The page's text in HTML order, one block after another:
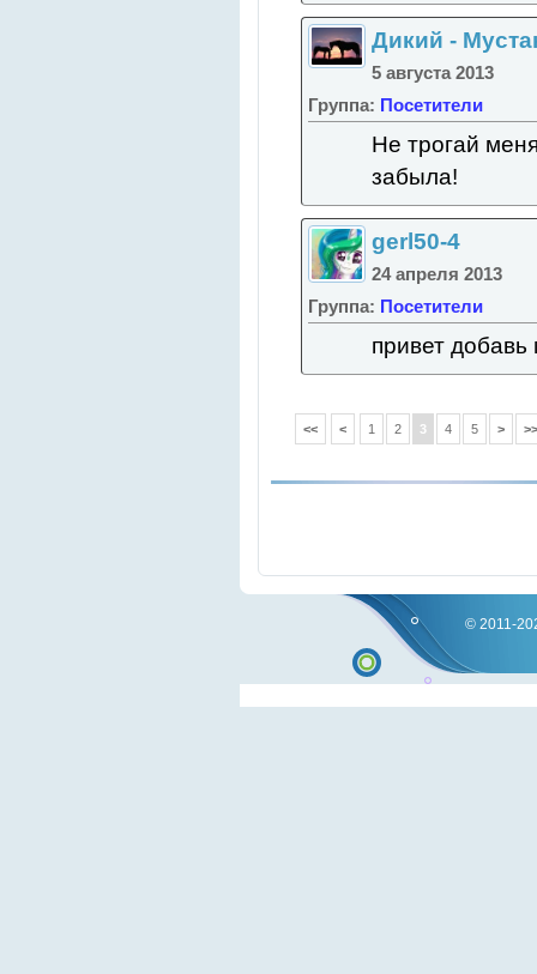
Дикий -
5 августа 2013
Группа: Посетители
Не трогай
забыла!
gerl50-4
24 апреля 2013
Группа: Посетители
привет добавь
<< < 1 2 3 4 5 > >>
© 2011-